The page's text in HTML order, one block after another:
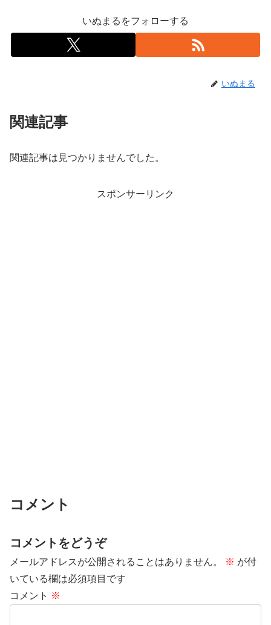
いぬまるをフォローする
いぬまる
関連記事
関連記事は見つかりませんでした。
スポンサーリンク
コメント
コメントをどうぞ
メールアドレスが公開されることはありません。 ※ が付
いている欄は必須項目です
コメント ※